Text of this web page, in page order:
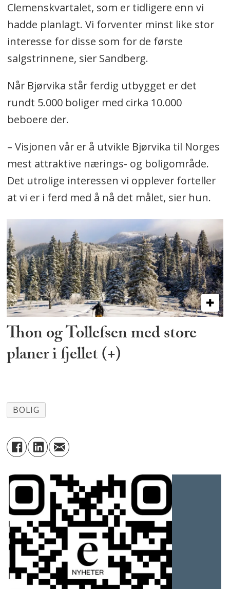
Clemenskvartalet, som er tidligere enn vi
hadde planlagt. Vi forventer minst like stor
interesse for disse som for de første
salgstrinnene, sier Sandberg.
Når Bjørvika står ferdig utbygget er det
rundt 5.000 boliger med cirka 10.000
beboere der.
– Visjonen vår er å utvikle Bjørvika til Norges
mest attraktive nærings- og boligområde.
Det utrolige interessen vi opplever forteller
at vi er i ferd med å nå det målet, sier hun.
Thon og Tollefsen med store
planer i fjellet (+)
BOLIG